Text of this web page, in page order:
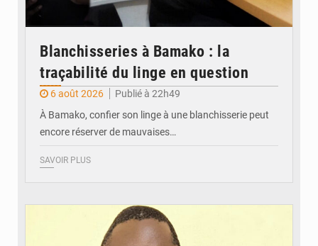
Blanchisseries à Bamako : la
traçabilité du linge en question
6 août 2026
Publié à 22h49
À Bamako, confier son linge à une blanchisserie peut
encore réserver de mauvaises…
SAVOIR PLUS